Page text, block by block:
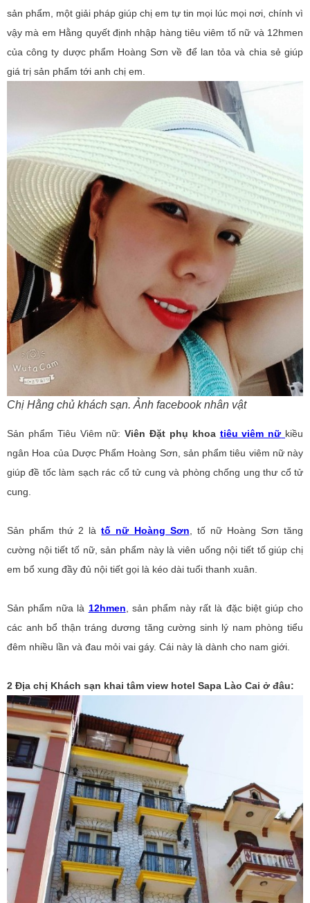
sản phẩm, một giải pháp giúp chị em tự tin mọi lúc mọi nơi, chính vì
vậy mà em Hằng quyết định nhập hàng tiêu viêm tố nữ và 12hmen
của công ty dược phẩm Hoàng Sơn về để lan tỏa và chia sẻ giúp
giá trị sản phẩm tới anh chị em.
Chị Hằng chủ khách sạn. Ảnh facebook nhân vật
Sản phẩm Tiêu Viêm nữ: Viên Đặt phụ khoa tiêu viêm nữ kiều
ngân Hoa của Dược Phẩm Hoàng Sơn, sản phẩm tiêu viêm nữ này
giúp đề tốc làm sạch rác cổ tử cung và phòng chống ung thư cổ tử
cung.
Sản phẩm thứ 2 làtố nữ Hoàng Sơn , tố nữ Hoàng Sơn tăng
cường nội tiết tố nữ, sản phẩm này là viên uống nội tiết tố giúp chị
em bổ xung đầy đủ nội tiết gọi là kéo dài tuổi thanh xuân.
Sản phẩm nữa là 12hmen , sản phẩm này rất là đặc biệt giúp cho
các anh bổ thận tráng dương tăng cường sinh lý nam phòng tiểu
đêm nhiều lần và đau mỏi vai gáy. Cái này là dành cho nam giới.
2 Địa chị Khách sạn khai tâm view hotel Sapa Lào Cai ở đâu: